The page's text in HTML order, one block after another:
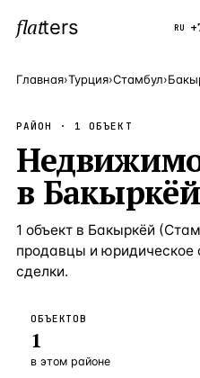
flatters RU
ПОПУЛЯРНЫЕ НАПРАВЛЕНИЯ
Турция
Россия
Кипр —Страна
Греция —
Сочи —Локация
Главная›Турция›Стамбул›
РАЙОН · 1 ОБЪЕКТ
в Бакыркёй
1 объект в Бакыркёй (
продавцы и
сделки.
ОБЪЕКТОВ
1
в этом районе